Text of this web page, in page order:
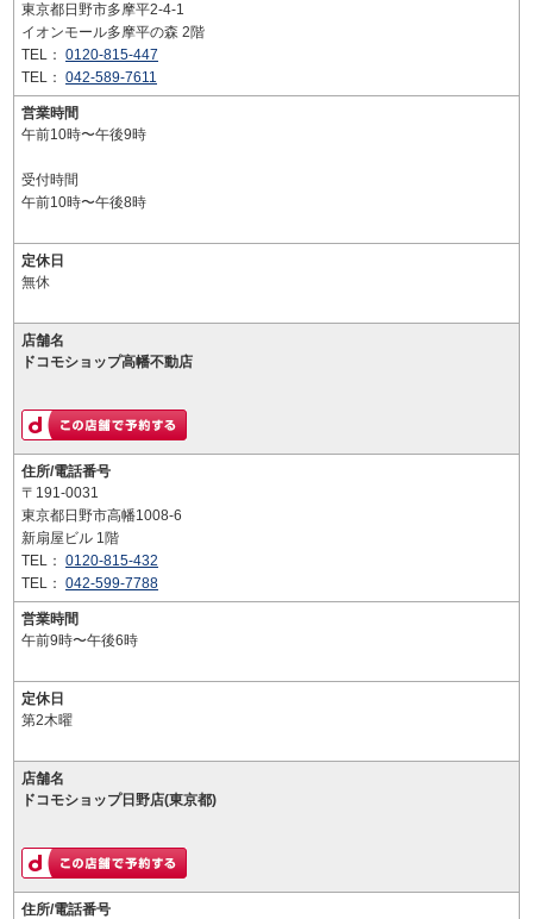
東京都日野市多摩平2-4-1
イオンモール多摩平の森 2階
TEL： 0120-815-447
TEL： 042-589-7611
営業時間
午前10時〜午後9時
受付時間
午前10時〜午後8時
定休日
無休
店舗名
ドコモショップ高幡不動店
住所/電話番号
〒191-0031
東京都日野市高幡1008-6
新扇屋ビル 1階
TEL： 0120-815-432
TEL： 042-599-7788
営業時間
午前9時〜午後6時
定休日
第2木曜
店舗名
ドコモショップ日野店(東京都)
住所/電話番号